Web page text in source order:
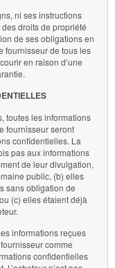
ni ses instructions
droits de propriété
de ses obligations en
fournisseur de tous les
en raison d’une
toutes les informations
fournisseur seront
confidentielles. La
pas aux informations
de leur divulgation,
public, (b) elles
sans obligation de
(c) elles étaient déjà
informations reçues
comme
confidentielles